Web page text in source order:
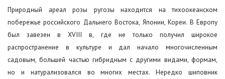
Природный ареал розы ругозы находится на тихоокеанском
побережье российского Дальнего Востока, Японии, Кореи. В Европу
был завезен в XVIII в, где не только получил широкое
распространение в культуре и дал начало многочисленным
садовым, большей частью гибридным с другими видами, формам,
но и натурализовался во многих местах. Нередко шиповник